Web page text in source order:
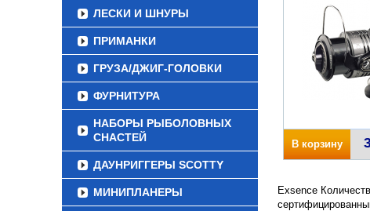
ЛЕСКИ И ШНУРЫ
ПРИМАНКИ
ГРУЗА/ДЖИГ-ГОЛОВКИ
ФУРНИТУРА
НАБОРЫ РЫБОЛОВНЫХ
СНАСТЕЙ
ДАУНРИГГЕРЫ SCOTTY
МИНИПЛАНЕРЫ
В корзину
Exsence